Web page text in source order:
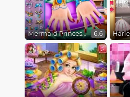
Mermaid Princess Nails Spa 6.6